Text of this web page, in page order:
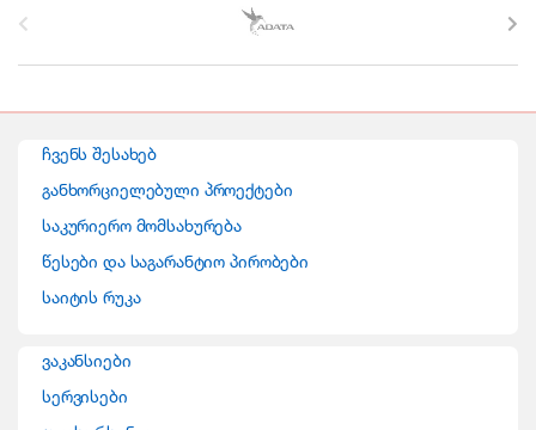
ჩვენს შესახებ
განხორციელებული პროექტები
საკურიერო მომსახურება
წესები და საგარანტიო პირობები
საიტის რუკა
ვაკანსიები
სერვისები